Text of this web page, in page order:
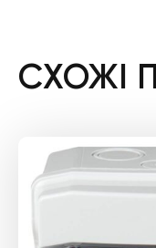
СХОЖІ